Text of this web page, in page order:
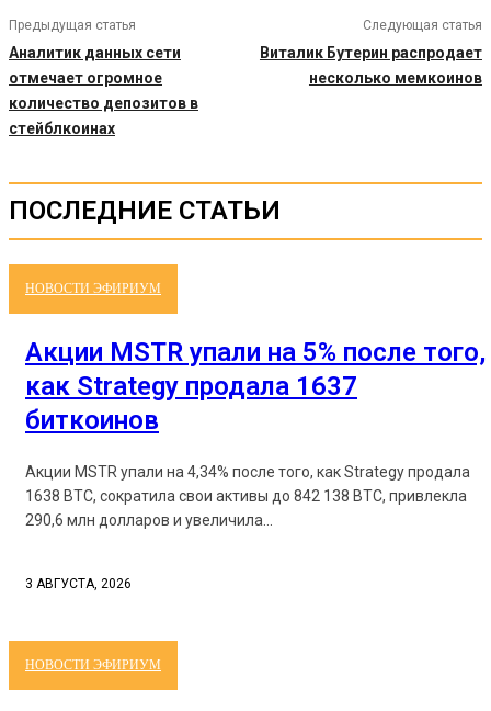
Предыдущая статья
Аналитик данных сети
отмечает огромное
количество депозитов в
стейблкоинах
Следующая статья
Виталик Бутерин распродает
несколько мемкоинов
ПОСЛЕДНИЕ СТАТЬИ
НОВОСТИ ЭФИРИУМ
Акции MSTR упали на 5% после того,
как Strategy продала 1637
биткоинов
Акции MSTR упали на 4,34% после того, как Strategy продала
1638 BTC, сократила свои активы до 842 138 BTC, привлекла
290,6 млн долларов и увеличила...
3 АВГУСТА, 2026
НОВОСТИ ЭФИРИУМ